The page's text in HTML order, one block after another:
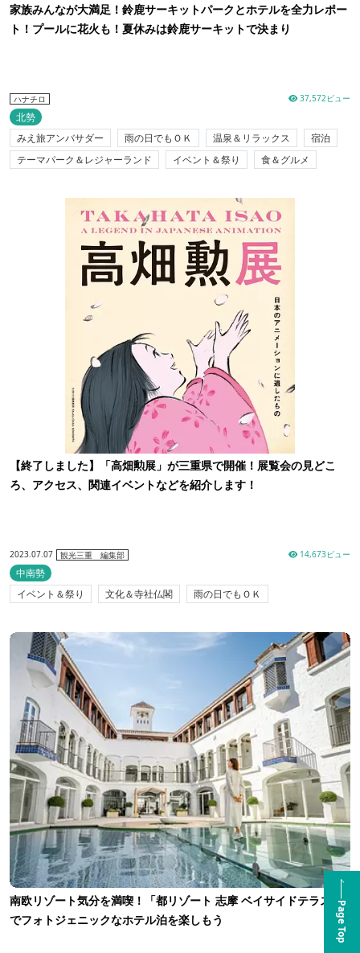
家族みんなが大満足！鈴鹿サーキットパークとホテルを全力レポー
ト！プールに花火も！夏休みは鈴鹿サーキットで決まり
ハナチロ 37,572ビュー
北勢
みえ旅アンバサダー
雨の日でもＯＫ 温泉＆リラックス
宿泊
テーマパーク＆レジャーランド
イベント＆祭り 食＆グルメ
【終了しました】「高畑勲展」が三重県で開催！展覧会の見どこ
ろ、アクセス、関連イベントなどを紹介します！
2023.07.07 観光三重 編集部 14,673ビュー
中南勢
イベント＆祭り
文化＆寺社仏閣 雨の日でもＯＫ
南欧リゾート気分を満喫！「都リゾート 志摩 ベイサイドテラス」
でフォトジェニックなホテル泊を楽しもう
Page Top